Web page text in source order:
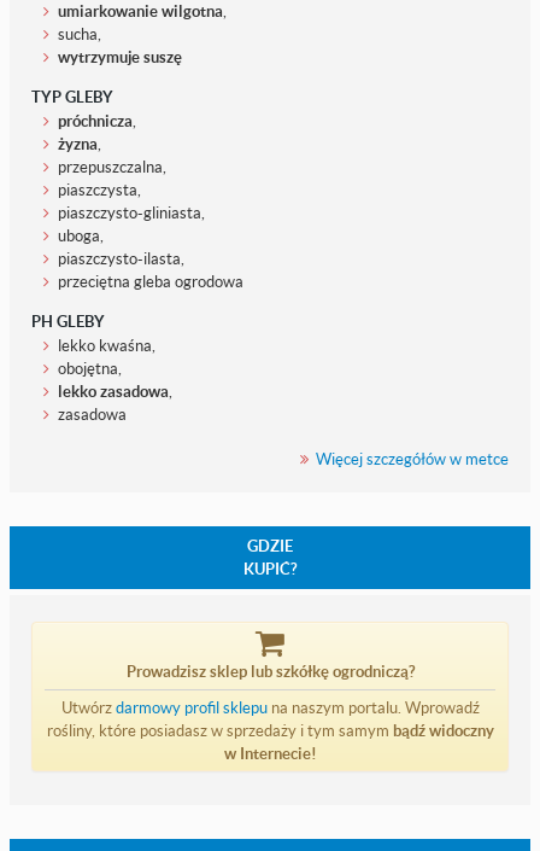
umiarkowanie wilgotna,
sucha,
wytrzymuje suszę
TYP GLEBY
próchnicza,
żyzna,
przepuszczalna,
piaszczysta,
piaszczysto-gliniasta,
uboga,
piaszczysto-ilasta,
przeciętna gleba ogrodowa
PH GLEBY
lekko kwaśna,
obojętna,
lekko zasadowa,
zasadowa
Więcej szczegółów w metce
GDZIE
KUPIĆ?
Prowadzisz sklep lub szkółkę ogrodniczą?
Utwórzdarmowy profil sklepuna naszym portalu. Wprowadź
rośliny, które posiadasz w sprzedaży i tym samym bądź widoczny
w Internecie!